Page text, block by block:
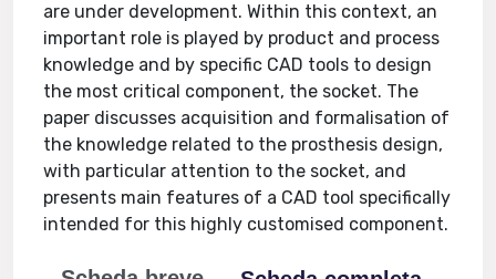
are under development. Within this context, an
important role is played by product and process
knowledge and by specific CAD tools to design
the most critical component, the socket. The
paper discusses acquisition and formalisation of
the knowledge related to the prosthesis design,
with particular attention to the socket, and
presents main features of a CAD tool specifically
intended for this highly customised component.